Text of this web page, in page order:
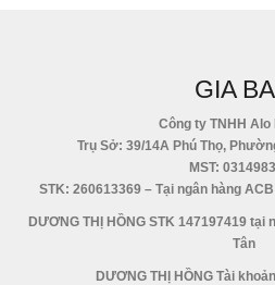
GIA
Công ty TNHH Alo
Trụ Sở: 39/14A Phú Thọ,
MST:
STK: 260613369 – Tại ngân hàng
DƯƠNG THỊ HỒNG STK 147197419 tại
Tân
DƯƠNG THỊ HỒNG Tài